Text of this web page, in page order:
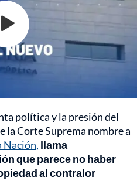
política y la presión del
la Corte Suprema nombre a
Nación, llama
que parece no haber
al contralor